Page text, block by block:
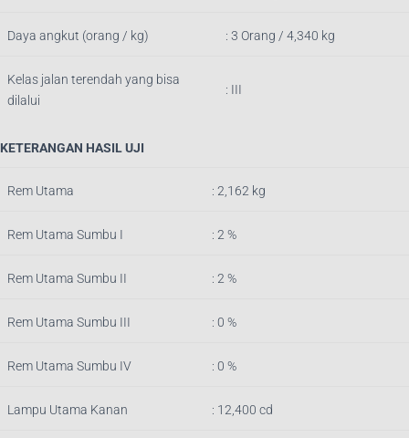
Daya angkut (orang / kg) : 3 Orang / 4,340 kg
Kelas jalan terendah yang bisa
dilalui
: III
KETERANGAN HASIL UJI
Rem Utama : 2,162 kg
Rem Utama Sumbu I : 2 %
Rem Utama Sumbu II : 2 %
Rem Utama Sumbu III : 0 %
Rem Utama Sumbu IV : 0 %
Lampu Utama Kanan : 12,400 cd